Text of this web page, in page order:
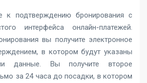
к подтверждению бронирования с
интерфейса онлайн-платежей.
вы получите электронное
в котором будут указаны
данные. Вы получите второе
за 24 часа до посадки, в котором